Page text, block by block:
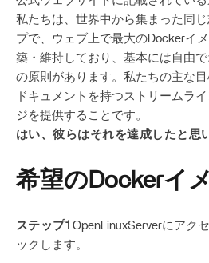
私たちは、世界中から集まった同
プで、ウェブ上で最大のDockerイ
築・維持しており、基本には自由
の原則があります。私たちの主な
ドキュメントを持つストリームラ
ジを提供することです。
はい、彼らはそれを達成したと思
希望のDockerイ
ステップ1 OpenLinuxServerにアク
ックします。